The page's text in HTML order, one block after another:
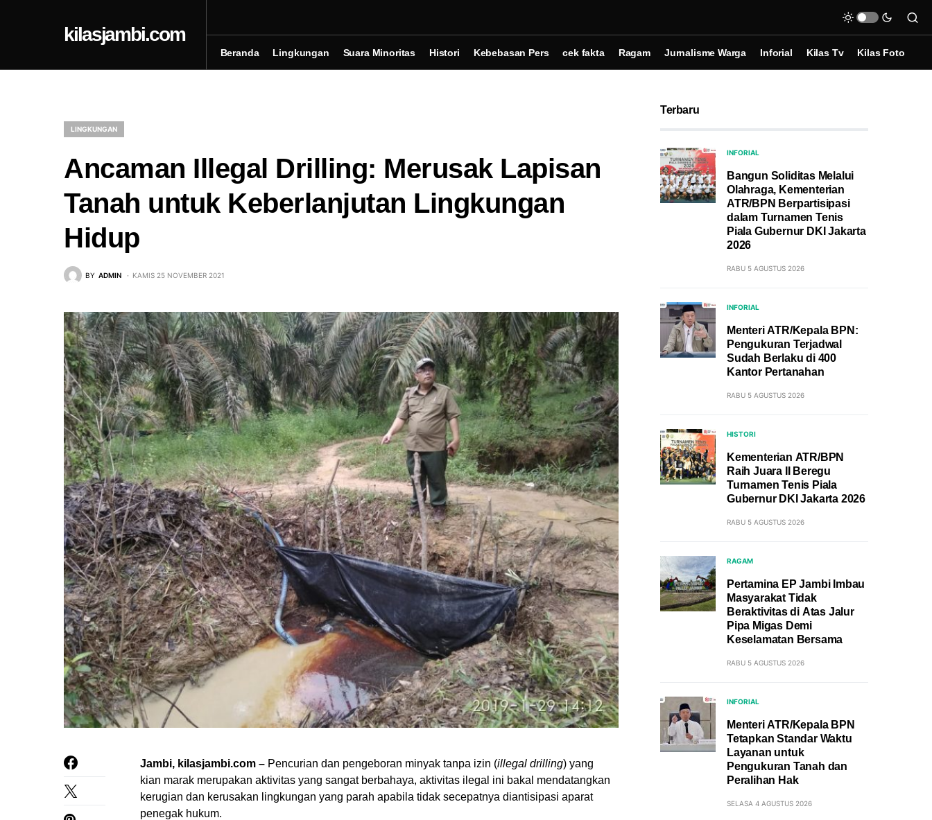
kilasjambi.com
Beranda Lingkungan Suara Minoritas Histori Kebebasan Pers cek fakta Ragam Jurnalisme Warga Inforial Kilas Tv Kilas Foto
LINGKUNGAN
Ancaman Illegal Drilling: Merusak Lapisan
Tanah untuk Keberlanjutan Lingkungan
Hidup
BY ADMIN KAMIS 25 NOVEMBER 2021
Jambi, kilasjambi.com – Pencurian dan pengeboran minyak tanpa izin (illegal drilling) yang
kian marak merupakan aktivitas yang sangat berbahaya, aktivitas ilegal ini bakal mendatangkan
kerugian dan kerusakan lingkungan yang parah apabila tidak secepatnya diantisipasi aparat
penegak hukum.
Terbaru
INFORIAL
Bangun Soliditas Melalui
Olahraga, Kementerian
ATR/BPN Berpartisipasi
dalam Turnamen Tenis
Piala Gubernur DKI Jakarta
2026
RABU 5 AGUSTUS 2026
INFORIAL
Menteri ATR/Kepala BPN:
Pengukuran Terjadwal
Sudah Berlaku di 400
Kantor Pertanahan
RABU 5 AGUSTUS 2026
HISTORI
Kementerian ATR/BPN
Raih Juara II Beregu
Turnamen Tenis Piala
Gubernur DKI Jakarta 2026
RABU 5 AGUSTUS 2026
RAGAM
Pertamina EP Jambi Imbau
Masyarakat Tidak
Beraktivitas di Atas Jalur
Pipa Migas Demi
Keselamatan Bersama
RABU 5 AGUSTUS 2026
INFORIAL
Menteri ATR/Kepala BPN
Tetapkan Standar Waktu
Layanan untuk
Pengukuran Tanah dan
Peralihan Hak
SELASA 4 AGUSTUS 2026